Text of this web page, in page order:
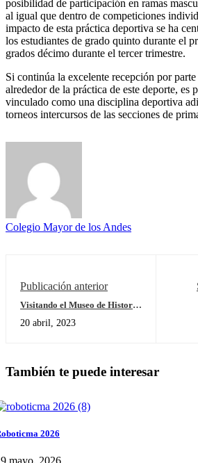
posibilidad de participación en ramas
al igual que dentro de competiciones
impacto de esta práctica deportiva se ha
los estudiantes de grado quinto durante el
grados décimo durante el tercer trimestre.
Si continúa la excelente recepción por
alrededor de la práctica de este deporte, es
vinculado como una disciplina deportiva
torneos intercursos de las secciones de
Colegio Mayor de los Andes
Publicación anterior
Visitando el Museo de Historia
the Natural History Museum of
20 abril, 2023
También te puede interesar
2026